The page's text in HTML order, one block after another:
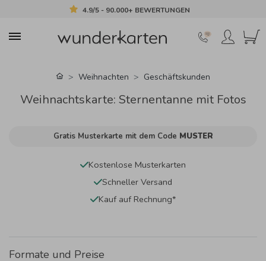
4.9/5 - 90.000+ BEWERTUNGEN
Weihnachten Geschäftskunden
Weihnachtskarte: Sternentanne mit Fotos
Gratis Musterkarte mit dem Code MUSTER
Kostenlose Musterkarten
Schneller Versand
Kauf auf Rechnung*
Formate und Preise